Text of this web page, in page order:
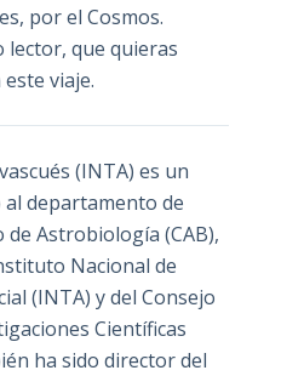
por el Cosmos.
lector, que quieras
viaje.
(INTA) es un
departamento de
de Astrobiología (CAB),
Nacional de
(INTA) y del Consejo
Científicas
ha sido director del